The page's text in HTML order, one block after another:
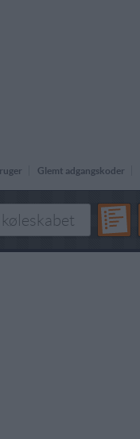
Glemt adgangskoder